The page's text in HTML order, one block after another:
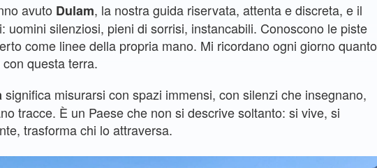
avuto Dulam, la nostra guida riservata, attenta e discreta, e il
uomini silenziosi, pieni di sorrisi, instancabili. Conoscono le piste
come linee della propria mano. Mi ricordano ogni giorno quanto
questa terra.
significa misurarsi con spazi immensi, con silenzi che insegnano,
tracce. È un Paese che non si descrive soltanto: si vive, si
trasforma chi lo attraversa.